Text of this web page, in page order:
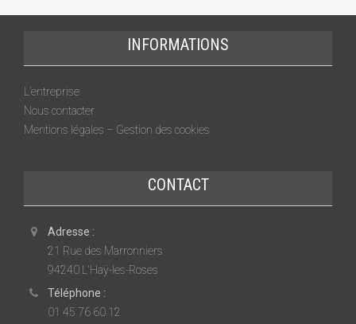
INFORMATIONS
L’entreprise
Nous contacter
Mentions légales – Gestion des cookies
CONTACT
Adresse :
21 Rue des Marronniers
94240 L'Haÿ-les-Roses
Téléphone :
01 45 76 60 12